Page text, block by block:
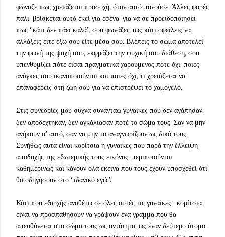
φώναζε πως χρειάζεται προσοχή, όταν αυτό πονούσε. Άλλες φορές
πάλι, βρίσκεται αυτό εκεί για εσένα, για να σε προειδοποιήσει
πως ‘’κάτι δεν πάει καλά’’, σου φωνάζει πως κάτι οφείλεις να
αλλάξεις είτε έξω σου είτε μέσα σου. Βλέπεις το σώμα αποτελεί
την φωνή της ψυχή σου, εκφράζει την ψυχική σου διάθεση, σου
υπενθυμίζει πότε είσαι πραγματικά χαρούμενος πότε όχι, ποιες
ανάγκες σου ικανοποιούνται και ποιες όχι, τι χρειάζεται να
επαναφέρεις στη ζωή σου για να επιστρέψει το χαμόγελο.
Στις συνεδρίες μου συχνά συναντάω γυναίκες που δεν αγάπησαν,
δεν αποδέχτηκαν, δεν αγκάλιασαν ποτέ το σώμα τους. Σαν να μην
ανήκουν σ’ αυτό, σαν να μην το αναγνωρίζουν ως δικό τους.
Συνήθως αυτά είναι κορίτσια ή γυναίκες που παρά την έλλειψη
αποδοχής της εξωτερικής τους εικόνας, περιποιούνται
καθημερινώς και κάνουν όλα εκείνα που τους έχουν υποσχεθεί ότι
θα οδηγήσουν στο ‘’ιδανικό εγώ’’.
Κάτι που εξαρχής αναθέτω σε όλες αυτές τις γυναίκες -κορίτσια
είναι να προσπαθήσουν να γράψουν ένα γράμμα που θα
απευθύνεται στο σώμα τους ως οντότητα, ως έναν δεύτερο άτομο